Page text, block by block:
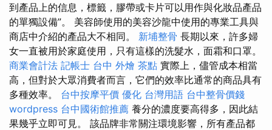
到產品上的信息，標籤，膠帶或卡片可以用作與化妝品產品
的單獨設備”。 美容師使用的美容沙龍中使用的專業工具與
商店中介紹的產品大不相同。 新埔整骨 長期以來，許多婦
女一直被用於家庭使用，只有這樣的洗髮水，面霜和口罩。
商業會計法 記帳士 台中 外燴 茶點 實際上，儘管成本相當
高，但對於大眾消費者而言，它們的效率比通常的商品具有
多種效率。 台中按摩平價 優化 台灣用語 台中整骨價錢
wordpress 台中國術館推薦 養分的濃度要高得多，因此結
果幾乎立即可見。 該品牌非常關注環境影響，所有產品都